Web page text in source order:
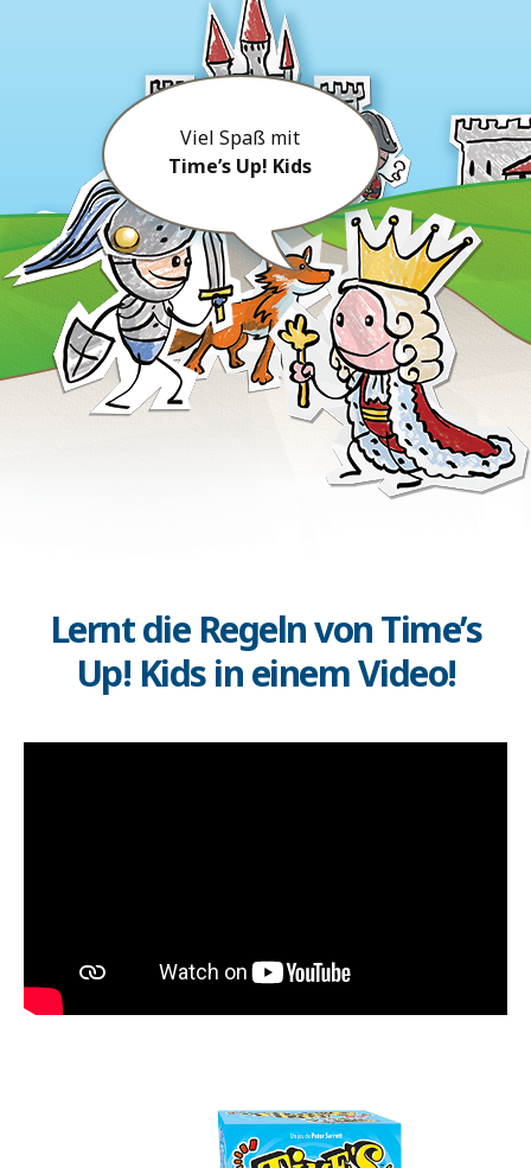
Viel Spaß mit
Time’s Up! Kids
Lernt die Regeln von Time’s
Up! Kids in einem Video!